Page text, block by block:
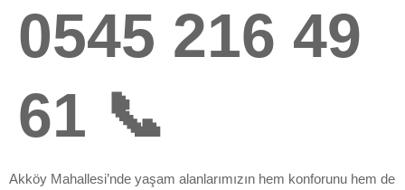
0545 216 49
61 📞
Akköy Mahallesi’nde yaşam alanlarımızın hem konforunu hem de